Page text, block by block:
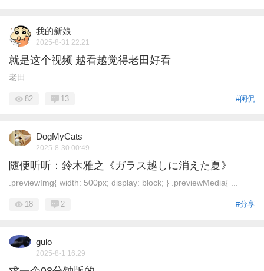
我的新娘
2025-8-31 22:21
就是这个视频 越看越觉得老田好看
老田
#闲侃
82 13
DogMyCats
2025-8-30 00:49
随便听听：鈴木雅之《ガラス越しに消えた夏》
.previewImg{ width: 500px; display: block; } .previewMedia{ ...
#分享
18 2
gulo
2025-8-1 16:29